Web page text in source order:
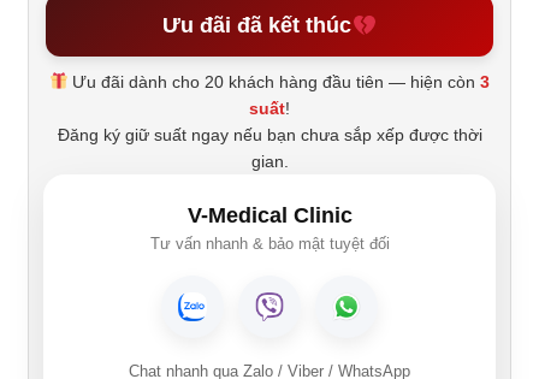
Ưu đãi đã kết thúc
Ưu đãi dành cho 20 khách hàng đầu tiên — hiện còn3
suất!
Đăng ký giữ suất ngay nếu bạn chưa sắp xếp được thời
gian.
V-Medical Clinic
Tư vấn nhanh & bảo mật tuyệt đối
Chat nhanh qua Zalo / Viber / WhatsApp